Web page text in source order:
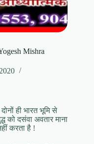
Mishra
ही भारत भूमि से
को दसंवा अवतार माना
करता है !